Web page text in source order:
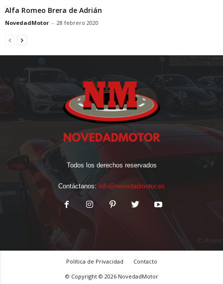
Alfa Romeo Brera de Adrián
NovedadMotor - 28 febrero 2020
Todos los derechos reservados
Contáctanos: info@novedadmotor.es
Política de Privacidad
Contacto
© Copyright © 2026 NovedadMotor